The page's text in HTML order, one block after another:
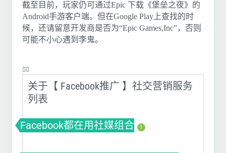
截至目前，玩家仍可通过Epic 下载《堡垒之夜》的
Android手游客户端。但在Google Play上查找的时
候，还请留意开发商是否为“Epic Games,Inc”，否则
可能不小心遇到李鬼。
❤️‍🔥
关于【 Facebook推广 】社交营销服务
列表
Facebook都在用社媒组合 1